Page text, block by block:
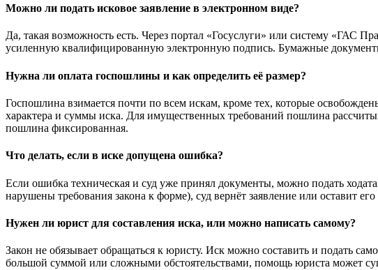
Можно ли подать исковое заявление в электронном виде?
Да, такая возможность есть. Через портал «Госуслуги» или систему «ГАС
усиленную квалифицированную электронную подпись. Бумажные
Нужна ли оплата госпошлины и как определить её размер?
Госпошлина взимается почти по всем искам, кроме тех, которые
характера и суммы иска. Для имущественных требований пошлина
пошлина фиксированная.
Что делать, если в иске допущена ошибка?
Если ошибка техническая и суд уже принял документы, можно подать
нарушены требования закона к форме), суд вернёт заявление или оставит
Нужен ли юрист для составления иска, или можно написать самому?
Закон не обязывает обращаться к юристу. Иск можно составить и подать
большой суммой или сложными обстоятельствами, помощь юриста может